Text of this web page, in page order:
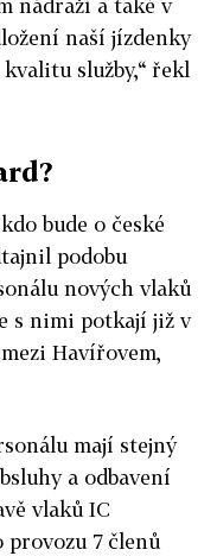
nádraží a také v
naší jízdenky
služby,“ řekl
bude o české
podobu
nových vlaků
s nimi potkají již v
Havířovem,
mají stejný
a odbavení
vlaků IC
provozu 7 členů